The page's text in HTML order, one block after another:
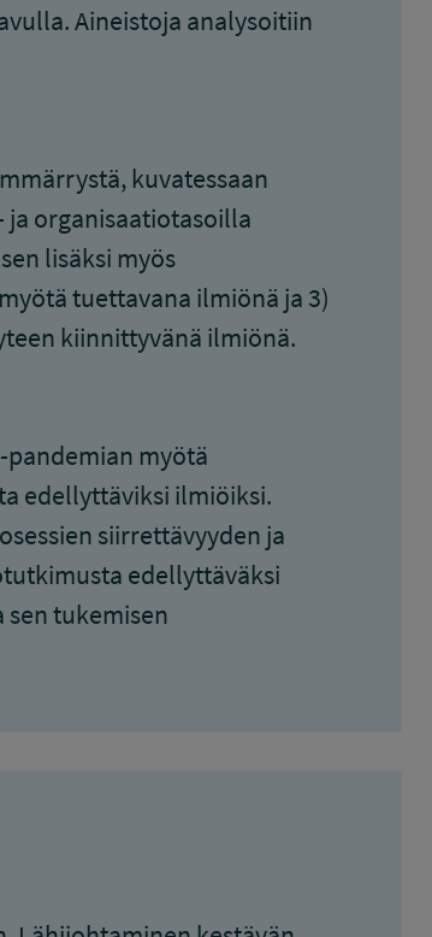
Aineistoja analysoitiin
kuvatessaan
ja organisaatiotasoilla
lisäksi myös
tuettavana ilmiönä ja 3)
kiinnittyvänä ilmiönä.
pandemian myötä
edellyttäviksi ilmiöiksi.
siirrettävyyden ja
edellyttäväksi
tukemisen